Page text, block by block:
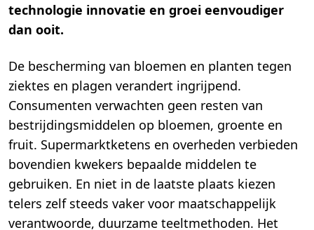
technologie innovatie en groei eenvoudiger
dan ooit.
De bescherming van bloemen en planten tegen
ziektes en plagen verandert ingrijpend.
Consumenten verwachten geen resten van
bestrijdingsmiddelen op bloemen, groente en
fruit. Supermarktketens en overheden verbieden
bovendien kwekers bepaalde middelen te
gebruiken. En niet in de laatste plaats kiezen
telers zelf steeds vaker voor maatschappelijk
verantwoorde, duurzame teeltmethoden. Het